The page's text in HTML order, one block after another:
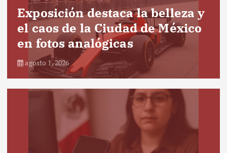
Exposición destaca la belleza y
el caos de la Ciudad de México
en fotos analógicas
agosto 1, 2026